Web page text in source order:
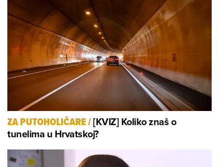
ZA PUTOHOLIČARE/[KVIZ] Koliko znaš o
tunelima u Hrvatskoj?